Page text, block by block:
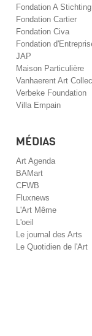
Fondation A Stichting
Fondation Cartier
Fondation Civa
Fondation
JAP
Maison Particulière
Vanhaerent Art
Verbeke Foundation
Villa Empain
MÉDIAS
Art Agenda
BAMart
CFWB
Fluxnews
L'Art Même
L'oeil
Le journal des Arts
Le Quotidien de l'Art